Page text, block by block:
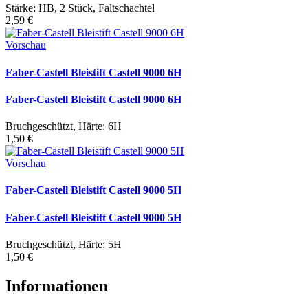
Stärke: HB, 2 Stück, Faltschachtel
2,59 €
Vorschau
Faber-Castell Bleistift Castell 9000 6H
Faber-Castell Bleistift Castell 9000 6H
Bruchgeschützt, Härte: 6H
1,50 €
Vorschau
Faber-Castell Bleistift Castell 9000 5H
Faber-Castell Bleistift Castell 9000 5H
Bruchgeschützt, Härte: 5H
1,50 €
Informationen